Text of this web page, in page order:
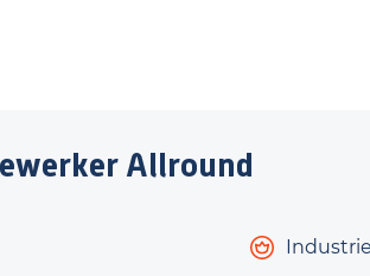
Allround
Industrie